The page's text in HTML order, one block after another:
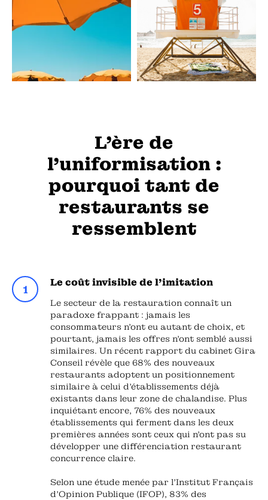
L'ère de
l'uniformisation :
pourquoi tant de
restaurants se
ressemblent
Le coût invisible de l'imitation
Le secteur de la restauration connaît un
paradoxe frappant : jamais les
consommateurs n'ont eu autant de choix, et
pourtant, jamais les offres n'ont semblé aussi
similaires. Un récent rapport du cabinet Gira
Conseil révèle que 68% des nouveaux
restaurants adoptent un positionnement
similaire à celui d'établissements déjà
existants dans leur zone de chalandise. Plus
inquiétant encore, 76% des nouveaux
établissements qui ferment dans les deux
premières années sont ceux qui n'ont pas su
développer une différenciation restaurant
concurrence claire.
Selon une étude menée par l'Institut Français
d'Opinion Publique (IFOP), 83% des